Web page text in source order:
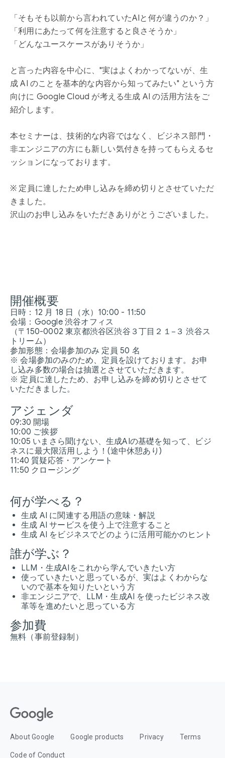
「そもそも以前から言われていたAIと何が違うのか？」
「利用にあたって何を注意すると良さそうか」
「どんなユースケースがありそうか」
と言った内容を中心に、"実はよくわかってないが、生
成 AI のことを基本的な内容から知ってみたい" という方
向けに Google Cloud が考える生成 AI の活用方法をご
紹介します。
本セミナーは、技術的な内容ではなく、ビジネス部門・
非エンジニアの方にも新しい気付きを持ってもらえるセ
ッションになっております。
※ 定員に達したため申し込みを締め切りとさせていただ
きました。
沢山のお申し込みをいただきありがとうございました。
開催概要
日時：12 月 18 日（水）10:00 - 11:50
会場：Google 渋谷オフィス
（〒150-0002 東京都渋谷区渋谷３丁目２１−３ 渋谷ス
トリーム）
参加形態：会場参加のみ 定員 50 名
※ 会場参加のみのため、定員を設けております。お申
し込み多数の場合は抽選とさせていただきます。
※ 定員に達したため、お申し込みを締め切りとさせて
いただきました。
アジェンダ
09:30 開場
10:00 ご挨拶
10:05 いまさら聞けない、生成AIの基礎を知って、ビジ
ネスに最大限活用しよう！(途中休憩あり)
11:40 質疑応答・アンケート
11:50 クロージング
何が学べる？
生成 AI に関連する用語の意味・解説
生成 AI サービスを使う上で注意すること
生成 AI をビジネスでどのように活用可能かのヒント
誰が学ぶ？
LLM・生成AIをこれから学んでいきたい方
使っていきたいと思っているが、実はよくわからな
いので基本を知りたいという方
非エンジニアで、LLM・生成AI を使ったビジネス改
革等を進めたいと思っている方
参加費
無料（事前登録制）
About Google Google products Privacy Terms
Code of Conduct